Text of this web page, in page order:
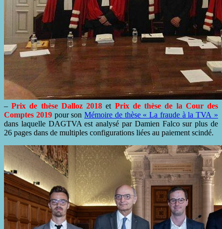
–Prix de thèse Dalloz 2018 et Prix de thèse de la Cour des
Comptes 2019pour sonMémoire de thèse « La fraude à la TVA »
dans laquelle DAGTVA est analysé par Damien Falco sur plus de
26 pages dans de multiples configurations liées au paiement scindé.